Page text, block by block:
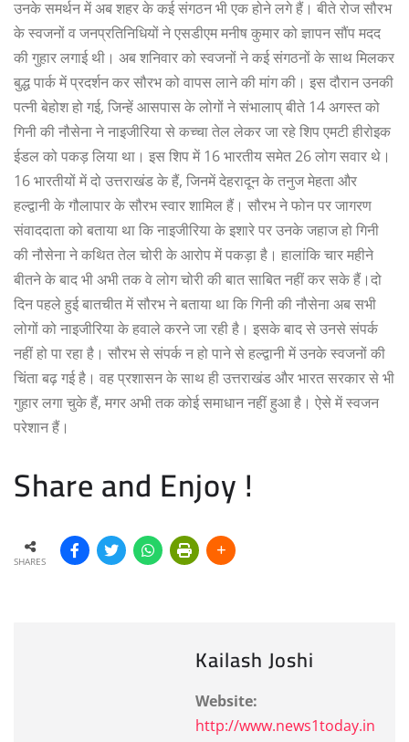
उनके समर्थन में अब शहर के कई संगठन भी एक होने लगे हैं। बीते रोज सौरभ
के स्वजनों व जनप्रतिनिधियों ने एसडीएम मनीष कुमार को ज्ञापन सौंप मदद
की गुहार लगाई थी। अब शनिवार को स्वजनों ने कई संगठनों के साथ मिलकर
बुद्ध पार्क में प्रदर्शन कर सौरभ को वापस लाने की मांग की। इस दौरान उनकी
पत्नी बेहोश हो गई, जिन्हें आसपास के लोगों ने संभालाप् बीते 14 अगस्त को
गिनी की नौसेना ने नाइजीरिया से कच्चा तेल लेकर जा रहे शिप एमटी हीरोइक
ईडल को पकड़ लिया था। इस शिप में 16 भारतीय समेत 26 लोग सवार थे।
16 भारतीयों में दो उत्तराखंड के हैं, जिनमें देहरादून के तनुज मेहता और
हल्द्वानी के गौलापार के सौरभ स्वार शामिल हैं। सौरभ ने फोन पर जागरण
संवाददाता को बताया था कि नाइजीरिया के इशारे पर उनके जहाज हो गिनी
की नौसेना ने कथित तेल चोरी के आरोप में पकड़ा है। हालांकि चार महीने
बीतने के बाद भी अभी तक वे लोग चोरी की बात साबित नहीं कर सके हैं।दो
दिन पहले हुई बातचीत में सौरभ ने बताया था कि गिनी की नौसेना अब सभी
लोगों को नाइजीरिया के हवाले करने जा रही है। इसके बाद से उनसे संपर्क
नहीं हो पा रहा है। सौरभ से संपर्क न हो पाने से हल्द्वानी में उनके स्वजनों की
चिंता बढ़ गई है। वह प्रशासन के साथ ही उत्तराखंड और भारत सरकार से भी
गुहार लगा चुके हैं, मगर अभी तक कोई समाधान नहीं हुआ है। ऐसे में स्वजन
परेशान हैं।
Share and Enjoy !
SHARES
Kailash Joshi
Website:
http://www.news1today.in